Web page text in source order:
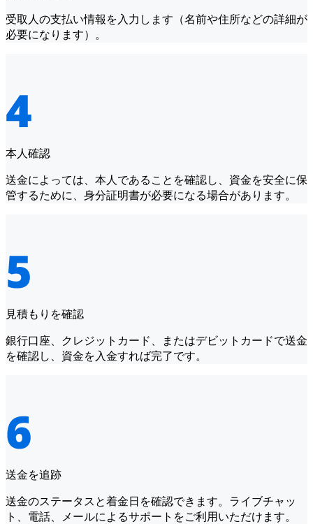
受取人の支払い情報を入力します（名前や住所などの詳細が
必要になります）。
本人確認
送金によっては、本人であることを確認し、資金を安全に保
管するために、身分証明書が必要になる場合があります。
見積もりを確認
銀行口座、クレジットカード、またはデビットカードで送金
を確認し、資金を入金すれば完了です。
送金を追跡
送金のステータスと着金日を確認できます。ライブチャッ
ト、電話、メールによるサポートをご利用いただけます。